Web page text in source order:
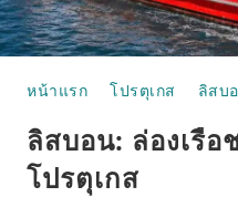
หน้าแรก โปรตุเกส ลิสบ
ลิสบอน: ล่องเรือ
โปรตุเกส